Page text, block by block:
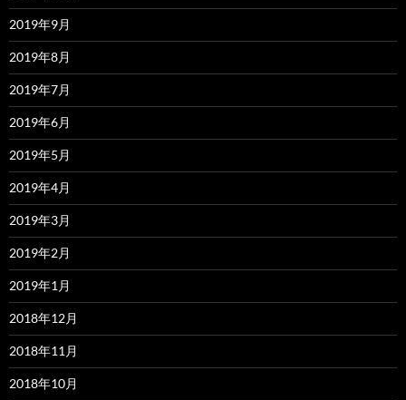
2019年9月
2019年8月
2019年7月
2019年6月
2019年5月
2019年4月
2019年3月
2019年2月
2019年1月
2018年12月
2018年11月
2018年10月